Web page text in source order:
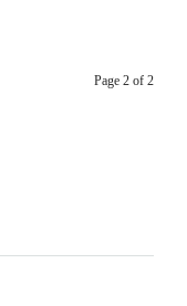
Page 2 of 2